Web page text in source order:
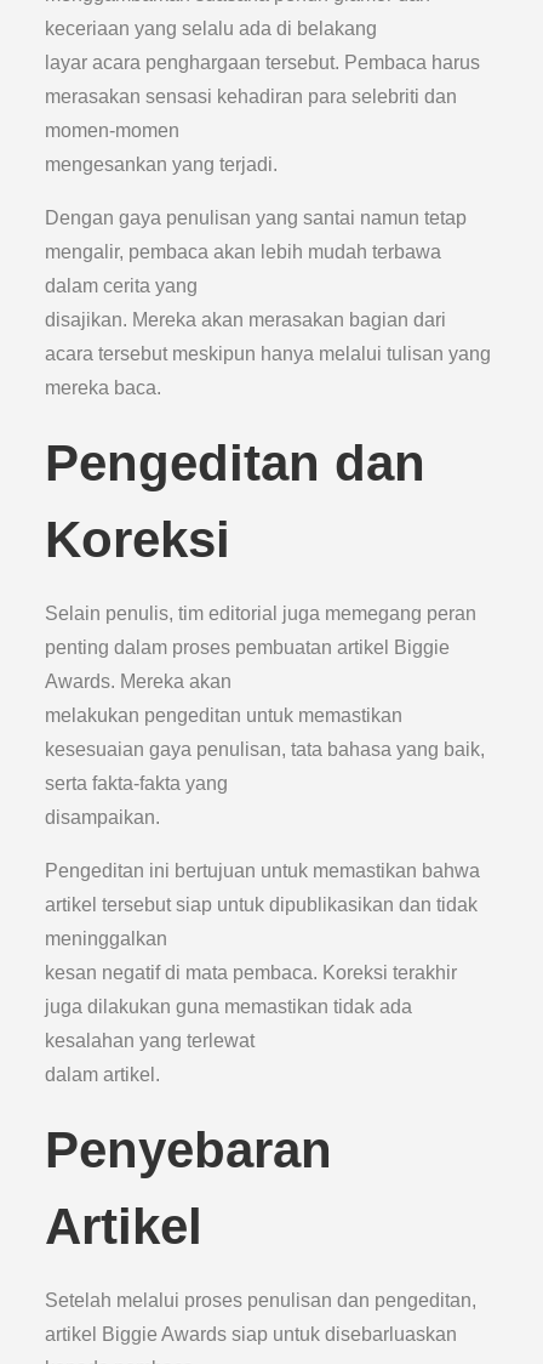
keceriaan yang selalu ada di belakang
layar acara penghargaan tersebut. Pembaca harus
merasakan sensasi kehadiran para selebriti dan
momen-momen
mengesankan yang terjadi.
Dengan gaya penulisan yang santai namun tetap
mengalir, pembaca akan lebih mudah terbawa
dalam cerita yang
disajikan. Mereka akan merasakan bagian dari
acara tersebut meskipun hanya melalui tulisan yang
mereka baca.
Pengeditan dan
Koreksi
Selain penulis, tim editorial juga memegang peran
penting dalam proses pembuatan artikel Biggie
Awards. Mereka akan
melakukan pengeditan untuk memastikan
kesesuaian gaya penulisan, tata bahasa yang baik,
serta fakta-fakta yang
disampaikan.
Pengeditan ini bertujuan untuk memastikan bahwa
artikel tersebut siap untuk dipublikasikan dan tidak
meninggalkan
kesan negatif di mata pembaca. Koreksi terakhir
juga dilakukan guna memastikan tidak ada
kesalahan yang terlewat
dalam artikel.
Penyebaran
Artikel
Setelah melalui proses penulisan dan pengeditan,
artikel Biggie Awards siap untuk disebarluaskan